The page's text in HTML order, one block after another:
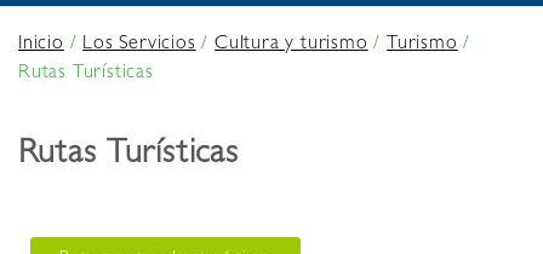
Inicio/Los Servicios/Cultura y turismo/Turismo/
Rutas Turísticas
Rutas Turísticas